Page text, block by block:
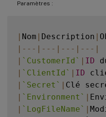
Paramètres :
| Nom | Description |
| -- - | -- - | -- - | -- - |
| ` CustomerId ` | ID
| ` ClientId ` | ID
| ` Secret ` | Clé
| ` Environment ` |
| ` LogFileName` |